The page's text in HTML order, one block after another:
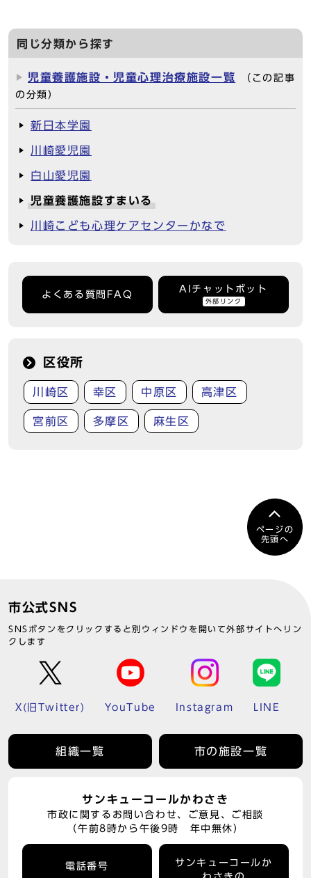
同じ分類から探す
児童養護施設・児童心理治療施設一覧
（この記事
の分類）
新日本学園
川崎愛児園
白山愛児園
児童養護施設すまいる
川崎こども心理ケアセンターかなで
よくある質問FAQ
AIチャットボット
外部リンク
区役所
川崎区 幸区 中原区 高津区
宮前区 多摩区 麻生区
ページの
先頭へ
市公式SNS
SNSボタンをクリックすると別ウィンドウを開いて外部サイトへリン
クします
X(旧Twitter) YouTube Instagram LINE
組織一覧 市の施設一覧
サンキューコールかわさき
市政に関するお問い合わせ、ご意見、ご相談
（午前8時から午後9時 年中無休）
電話番号
サンキューコールか